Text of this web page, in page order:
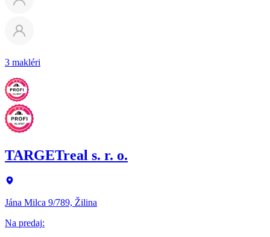
3 makléri
TARGETreal s. r. o.
Jána Milca 9/789, Žilina
Na predaj: